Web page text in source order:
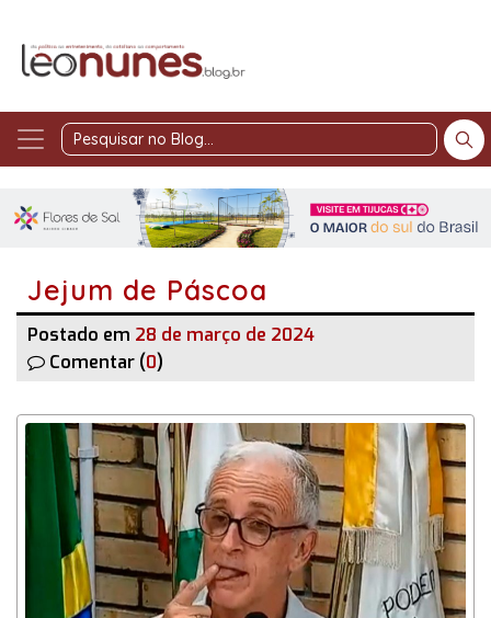
Pesquisar
Blog
Jejum de Páscoa
Postado em 28 de março de 2024
Comentar (0)